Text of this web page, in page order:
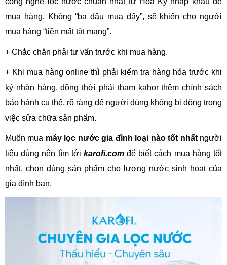
mua hàng. Không “bạ đâu mua đấy”, sẽ khiến cho người
mua hàng “tiền mất tật mang”.
+ Chắc chắn phải tư vấn trước khi mua hàng.
+ Khi mua hàng online thì phải kiểm tra hàng hóa trước khi
ký nhận hàng, đồng thời phải tham kahor thêm chính sách
bảo hành cụ thể, rõ ràng để người dùng không bị động trong
việc sửa chữa sản phẩm.
Muốn mua máy lọc nước gia đình loại nào tốt nhấtngười
tiêu dùng nên tìm tới karofi.comđể biết cách mua hàng tốt
nhất, chọn đúng sản phẩm cho lượng nước sinh hoạt của
gia đình bạn.